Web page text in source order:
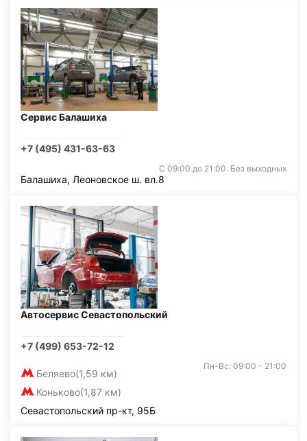
Сервис Балашиха
+7 (495) 431-63-63
С 09:00 до 21:00. Без выходных
Балашиха, Леоновское ш. вл.8
Автосервис Севастопольский
+7 (499) 653-72-12
Беляево(1,59 км)
Коньково(1,87 км)
Пн-Вс: 09:00 - 21:00
Севастопольский пр-кт, 95Б